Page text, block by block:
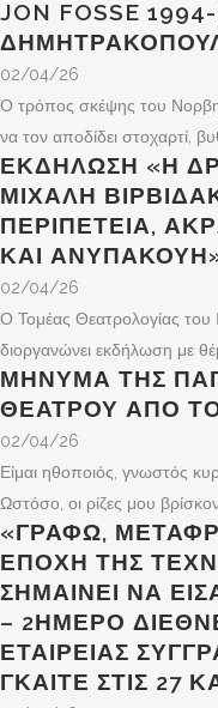
JON FOSSE
02/04/26
Ο τρόπος σκέψης του
να τον αποδίδει στοχαρτί,
ΕΚΔΉΛΩΣΗ «Η
ΜΙΧΆΛΗ
ΠΕΡΙΠΈΤΕΙΑ,
ΚΑΙ
02/04/26
Ο Τομέας Θεατρολογίας
διοργανώνει εκδήλωση με
ΜΉΝΥΜΑ ΤΗΣ
ΘΕΆΤΡΟΥ ΑΠΌ
02/04/26
Είμαι ηθοποιός, γνωστός
Ωστόσο, οι ρίζες μου
«ΓΡΆΦΩ,
ΕΠΟΧΉ ΤΗΣ
ΣΗΜΑΊΝΕΙ ΝΑ
– 2ΉΜΕΡΟ
ΕΤΑΙΡΕΊΑΣ
ΓΚΑΊΤΕ ΣΤΙΣ 27